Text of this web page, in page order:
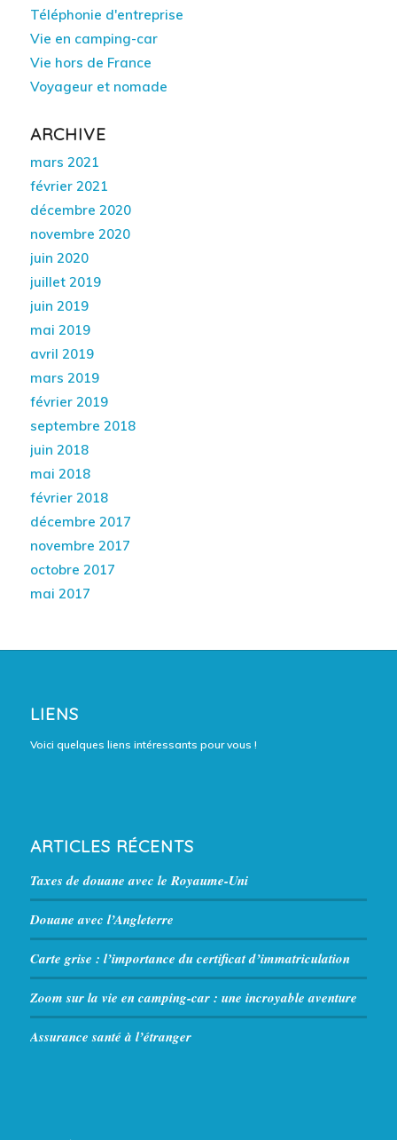
Téléphonie d'entreprise
Vie en camping-car
Vie hors de France
Voyageur et nomade
ARCHIVE
mars 2021
février 2021
décembre 2020
novembre 2020
juin 2020
juillet 2019
juin 2019
mai 2019
avril 2019
mars 2019
février 2019
septembre 2018
juin 2018
mai 2018
février 2018
décembre 2017
novembre 2017
octobre 2017
mai 2017
LIENS
Voici quelques liens intéressants pour vous !
ARTICLES RÉCENTS
Taxes de douane avec le Royaume-Uni
Douane avec l’Angleterre
Carte grise : l’importance du certificat d’immatriculation
Zoom sur la vie en camping-car : une incroyable aventure
Assurance santé à l’étranger